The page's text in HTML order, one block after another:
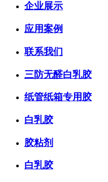
企业展示
应用案例
联系我们
三防无醛白乳胶
纸管纸箱专用胶
白乳胶
胶粘剂
白乳胶